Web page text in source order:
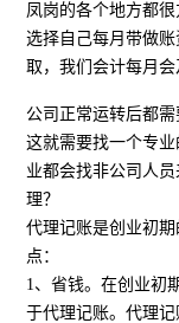
凤岗的各个地方都
选择自己每月带做
取，我们会计每月会
公司正常运转后都
这就需要找一个专
业都会找非公司人
理？
代理记账是创业初
点：
1、省钱。在创业初
于代理记账。代理